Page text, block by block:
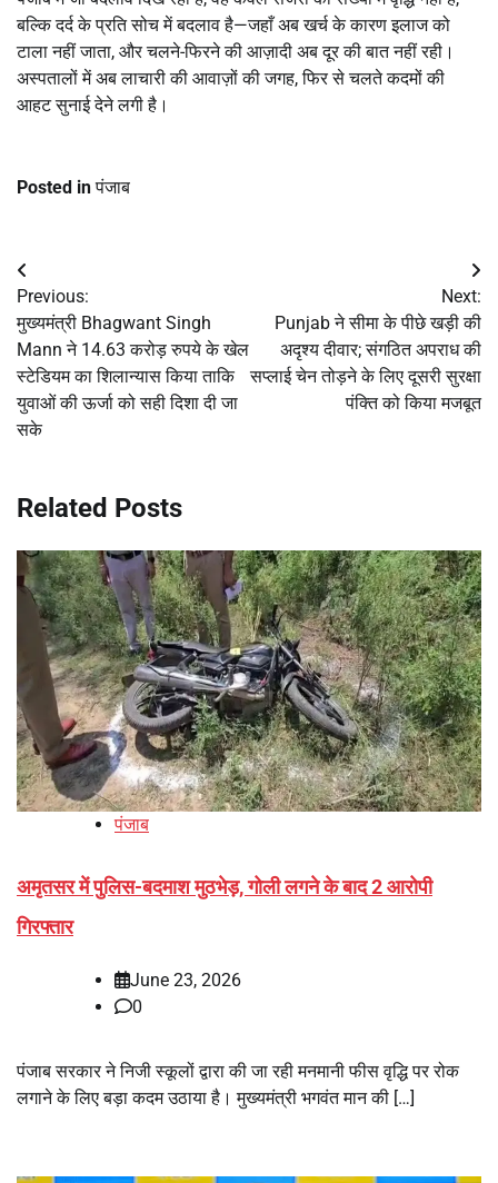
बल्कि दर्द के प्रति सोच में बदलाव है—जहाँ अब खर्च के कारण इलाज को
टाला नहीं जाता, और चलने-फिरने की आज़ादी अब दूर की बात नहीं रही।
अस्पतालों में अब लाचारी की आवाज़ों की जगह, फिर से चलते कदमों की
आहट सुनाई देने लगी है।
Posted inपंजाब
Post
navigation
Previous:
मुख्यमंत्री Bhagwant Singh
Mann ने 14.63 करोड़ रुपये के खेल
स्टेडियम का शिलान्यास किया ताकि
युवाओं की ऊर्जा को सही दिशा दी जा
सके
Next:
Punjab ने सीमा के पीछे खड़ी की
अदृश्य दीवार; संगठित अपराध की
सप्लाई चेन तोड़ने के लिए दूसरी सुरक्षा
पंक्ति को किया मजबूत
Related Posts
पंजाब
अमृतसर में पुलिस-बदमाश मुठभेड़, गोली लगने के बाद 2 आरोपी
गिरफ्तार
June 23, 2026
0
पंजाब सरकार ने निजी स्कूलों द्वारा की जा रही मनमानी फीस वृद्धि पर रोक
लगाने के लिए बड़ा कदम उठाया है। मुख्यमंत्री भगवंत मान की […]